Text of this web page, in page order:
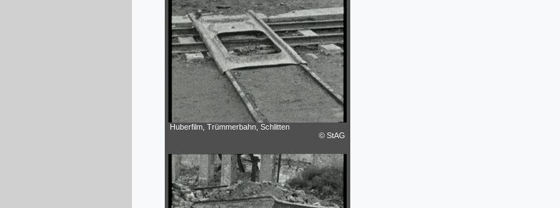
Huberfilm, Trümmerbahn, Schlitten
© StAG